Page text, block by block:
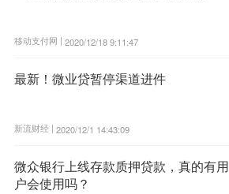
移动支付网 | 2020/12/18 9:11:47
最新！微业贷暂停渠道进件
新流财经 | 2020/12/1 14:43:09
微众银行上线存款质押贷款，真的有用
户会使用吗？